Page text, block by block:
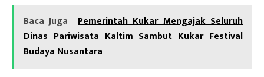
Baca Juga
Pemerintah Kukar Mengajak Seluruh
Dinas Pariwisata Kaltim Sambut Kukar Festival
Budaya Nusantara